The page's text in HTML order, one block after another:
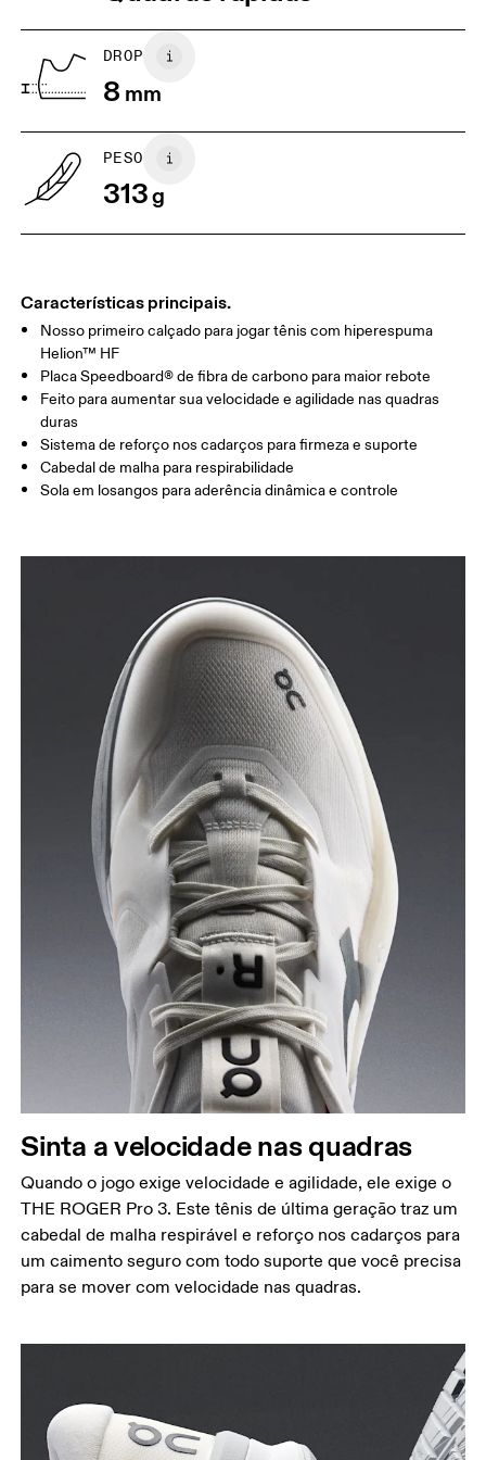
UK
Arraste na horizontal para ver mais
DROP
8 mm
PESO
313g
Características principais.
Nosso primeiro calçado para jogar tênis com hiperespuma
Helion™ HF
Placa Speedboard® de fibra de carbono para maior rebote
Feito para aumentar sua velocidade e agilidade nas quadras
duras
Sistema de reforço nos cadarços para firmeza e suporte
Cabedal de malha para respirabilidade
Sola em losangos para aderência dinâmica e controle
Sinta a velocidade nas quadras
Quando o jogo exige velocidade e agilidade, ele exige o
THE ROGER Pro 3. Este tênis de última geração traz um
cabedal de malha respirável e reforço nos cadarços para
um caimento seguro com todo suporte que você precisa
para se mover com velocidade nas quadras.